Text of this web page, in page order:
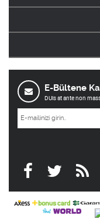
E-Bültene
DUis at ante non